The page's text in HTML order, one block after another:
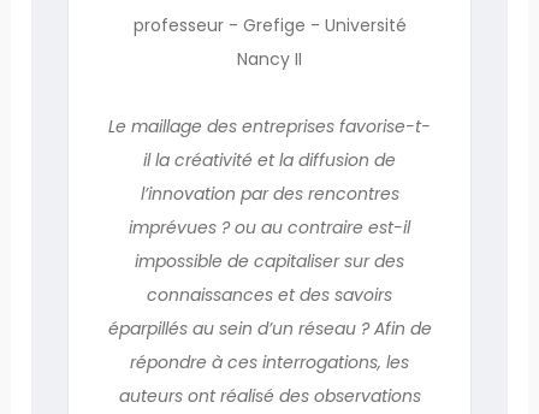
professeur - Grefige - Université
Nancy II
Le maillage des entreprises favorise-t-
il la créativité et la diffusion de
l’innovation par des rencontres
imprévues ? ou au contraire est-il
impossible de capitaliser sur des
connaissances et des savoirs
éparpillés au sein d’un réseau ? Afin de
répondre à ces interrogations, les
auteurs ont réalisé des observations